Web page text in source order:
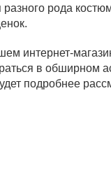
рода
интернет-
в обширном
подробнее